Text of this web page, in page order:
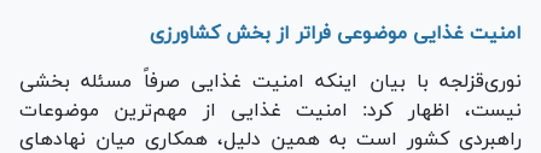
امنیت غذایی موضوعی فراتر از بخش کشاورزی
نوری‌قزلجه با بیان اینکه امنیت غذایی صرفاً مسئله بخشی
نیست، اظهار کرد: امنیت غذایی از مهم‌ترین موضوعات
راهبردی کشور است به همین دلیل، همکاری میان نهاد‌های